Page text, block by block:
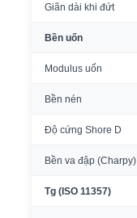
Giãn dài khi đứt
Bền uốn
Modulus uốn
Bền nén
Độ cứng Shore D
Bền va đập (Charpy)
Tg (ISO 11357)